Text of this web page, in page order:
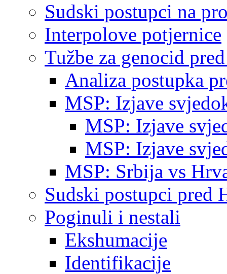
Sudski postupci na
Interpolove potjernice
Tužbe za genocid
Analiza postupka
MSP: Izjave
MSP: Izjave
MSP: Izjave
MSP: Srbija vs
Sudski postupci pred
Poginuli i nestali
Ekshumacije
Identifikacije